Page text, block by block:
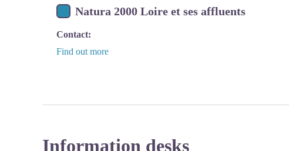
Natura 2000 Loire et ses affluents
Contact:
Find out more
Information desks